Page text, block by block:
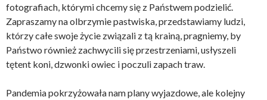
fotografiach, którymi chcemy się z Państwem podzielić.
Zapraszamy na olbrzymie pastwiska, przedstawiamy ludzi,
którzy całe swoje życie związali z tą krainą, pragniemy, by
Państwo również zachwycili się przestrzeniami, usłyszeli
tętent koni, dzwonki owiec i poczuli zapach traw.
Pandemia pokrzyżowała nam plany wyjazdowe, ale kolejny